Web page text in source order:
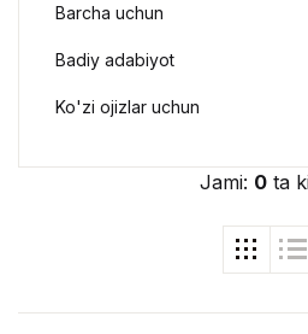
Jami: 0ta
Barcha uchun
Badiy adabiyot
Ko'zi ojizlar uchun